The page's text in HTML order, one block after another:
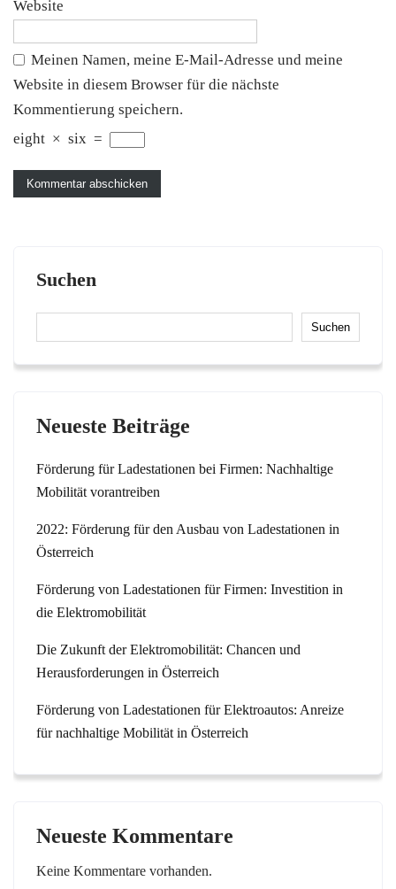
Website
Meinen Namen, meine E-Mail-Adresse und meine
Website in diesem Browser für die nächste
Kommentierung speichern.
eight × six =
Suchen
Suchen
Neueste Beiträge
Förderung für Ladestationen bei Firmen: Nachhaltige
Mobilität vorantreiben
2022: Förderung für den Ausbau von Ladestationen in
Österreich
Förderung von Ladestationen für Firmen: Investition in
die Elektromobilität
Die Zukunft der Elektromobilität: Chancen und
Herausforderungen in Österreich
Förderung von Ladestationen für Elektroautos: Anreize
für nachhaltige Mobilität in Österreich
Neueste Kommentare
Keine Kommentare vorhanden.